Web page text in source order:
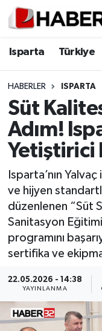
Isparta Türkiye
HABERLER ISPARTA
Süt
Adım!
Yetiştirici
Isparta’nın
ve hijyen
düzenlenen “Süt
Sanitasyon
programını
sertifika ve
22.05.2026 - 14:38
YAYINLANMA
Isparta
Esnaf Diyor ki;
ASAYİŞ
BİLİM VE
EĞİTİM
GENEL
HABERDE
İlginç
Isparta
Isparta Trafik
Süper Lig
Tüm
Son Dakika
Haber Arşivi